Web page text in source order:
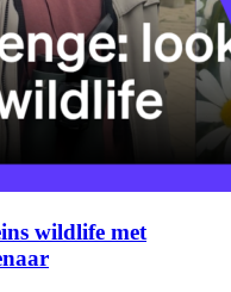
wildlife met